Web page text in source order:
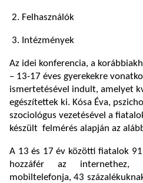
2. Felhasználók
3. Intézmények
Az idei konferencia, a
– 13-17 éves gyerekekre
ismertetésével indult, amelyet
egészítettek ki. Kósa Éva,
szociológus vezetésével a
készült felmérés alapján az
A 13 és 17 év közötti fiatalok
hozzáfér az internethez,
mobiltelefonja, 43